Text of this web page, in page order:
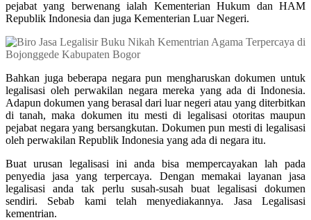
pejabat yang berwenang ialah Kementerian Hukum dan HAM
Republik Indonesia dan juga Kementerian Luar Negeri.
Bahkan juga beberapa negara pun mengharuskan dokumen untuk
legalisasi oleh perwakilan negara mereka yang ada di Indonesia.
Adapun dokumen yang berasal dari luar negeri atau yang diterbitkan
di tanah, maka dokumen itu mesti di legalisasi otoritas maupun
pejabat negara yang bersangkutan. Dokumen pun mesti di legalisasi
oleh perwakilan Republik Indonesia yang ada di negara itu.
Buat urusan legalisasi ini anda bisa mempercayakan lah pada
penyedia jasa yang terpercaya. Dengan memakai layanan jasa
legalisasi anda tak perlu susah-susah buat legalisasi dokumen
sendiri. Sebab kami telah menyediakannya. Jasa Legalisasi
kementrian.